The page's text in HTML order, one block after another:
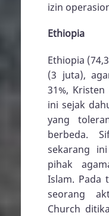
izin
Ethiopia
Ethiopia
(3 juta),
31%,
ini sejak
yang
berbeda.
sekarang
pihak
Islam. Pada
seorang
Church